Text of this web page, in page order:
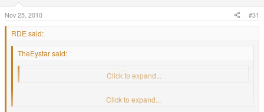
Nov 25, 2010 #31
RDE said:
TheEystar said:
„Wen Er liebt, den prüft Er.“Click to expand...
Eine Bibelstelle, um diese These zu untermauern bitte >.<
Click to expand...